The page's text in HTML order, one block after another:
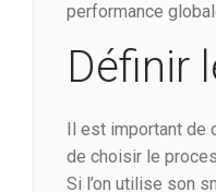
performance
Définir
Il est important
de choisir le
Si l’on utilise son